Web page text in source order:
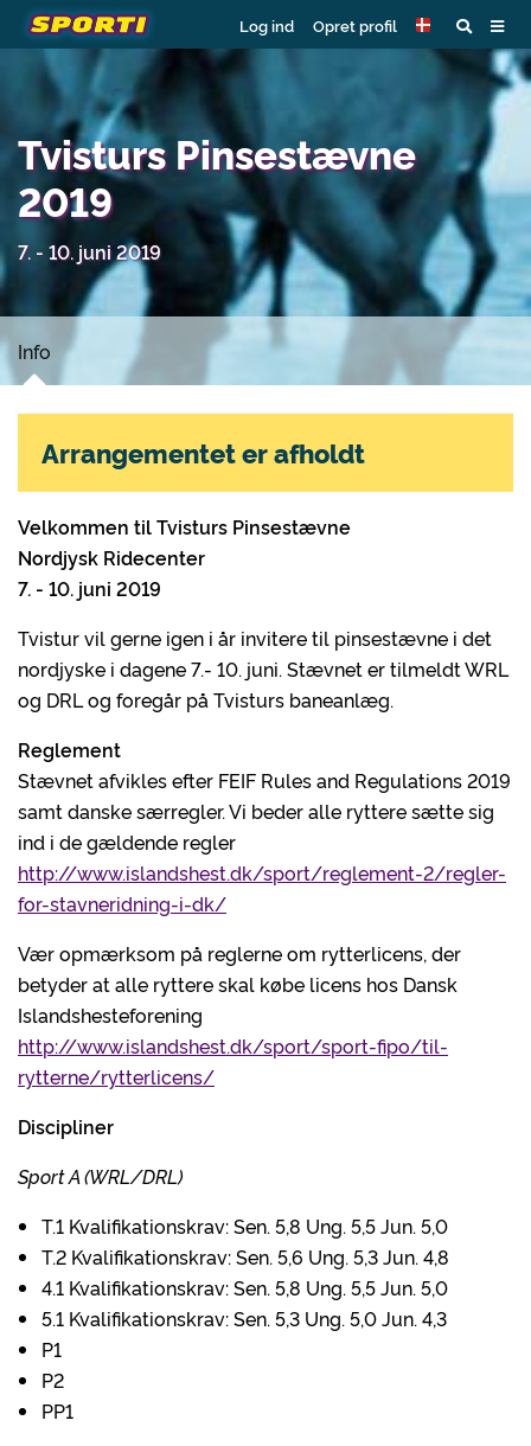
Log ind Opret profil
Tvisturs Pinsestævne
2019
7. - 10. juni 2019
Info
Velkommen til Tvisturs Pinsestævne
Nordjysk Ridecenter
7. - 10. juni 2019
Tvistur vil gerne igen i år invitere til pinsestævne i det
nordjyske i dagene 7.- 10. juni. Stævnet er tilmeldt WRL
og DRL og foregår på Tvisturs baneanlæg.
Reglement
Stævnet afvikles efter FEIF Rules and Regulations 2019
samt danske særregler. Vi beder alle ryttere sætte sig
ind i de gældende regler
http://www.islandshest.dk/sport/reglement-2/regler-
for-stavneridning-i-dk/
Vær opmærksom på reglerne om rytterlicens, der
betyder at alle ryttere skal købe licens hos Dansk
Islandshesteforening
http://www.islandshest.dk/sport/sport-fipo/til-
rytterne/rytterlicens/
Discipliner
Sport A (WRL/DRL)
T.1 Kvalifikationskrav: Sen. 5,8 Ung. 5,5 Jun. 5,0
T.2 Kvalifikationskrav: Sen. 5,6 Ung. 5,3 Jun. 4,8
4.1 Kvalifikationskrav: Sen. 5,8 Ung. 5,5 Jun. 5,0
5.1 Kvalifikationskrav: Sen. 5,3 Ung. 5,0 Jun. 4,3
P1
P2
PP1
Arrangementet er afholdt